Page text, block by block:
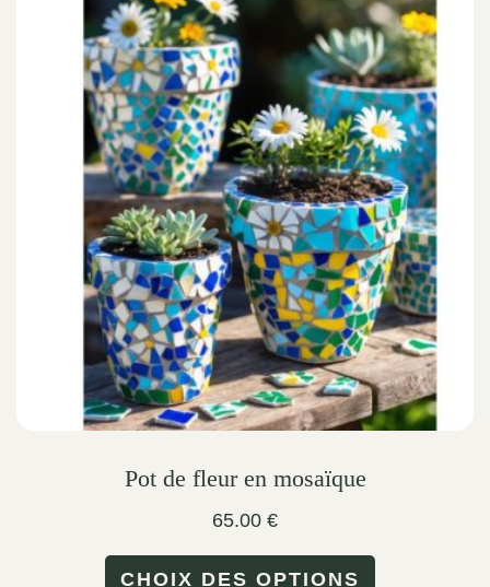
variants.
The
options
may
be
chosen
on
the
product
page
Pot de fleur en mosaïque
65.00 €
CHOIX DES OPTIONS